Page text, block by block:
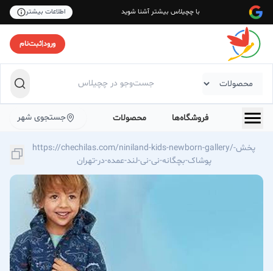
با چچیلاس بیشتر آشنا شوید اطلاعات بیشتر
ورود|ثبت‌نام
فروشگاه‌ها محصولات جستجوی شهر
https://chechilas.com/niniland-kids-newborn-gallery/پخش-
پوشاک-بچگانه-نی-نی-لند-عمده-در-تهران